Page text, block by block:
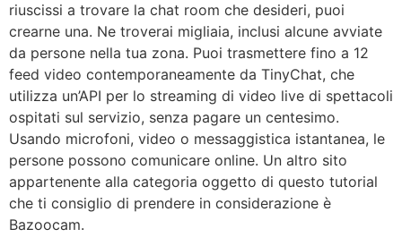
riuscissi a trovare la chat room che desideri, puoi
crearne una. Ne troverai migliaia, inclusi alcune avviate
da persone nella tua zona. Puoi trasmettere fino a 12
feed video contemporaneamente da TinyChat, che
utilizza un’API per lo streaming di video live di spettacoli
ospitati sul servizio, senza pagare un centesimo.
Usando microfoni, video o messaggistica istantanea, le
persone possono comunicare online. Un altro sito
appartenente alla categoria oggetto di questo tutorial
che ti consiglio di prendere in considerazione è
Bazoocam.